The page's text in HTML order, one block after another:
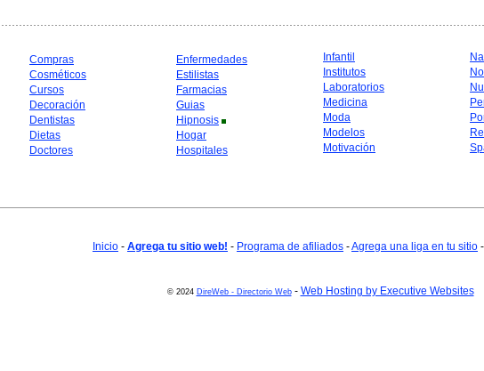
Compras
Cosméticos
Cursos
Decoración
Dentistas
Dietas
Doctores
Enfermedades
Estilistas
Farmacias
Guias
Hipnosis
Hogar
Hospitales
Infantil
Institutos
Laboratorios
Medicina
Moda
Modelos
Motivación
Inicio - Agrega tu sitio web! - Programa de afiliados -Agrega una liga en tu sitio -
© 2024 DireWeb - Directorio Web- Web Hosting by Executive Websites